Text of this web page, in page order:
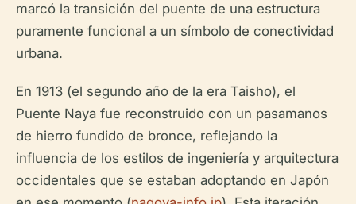
marcó la transición del puente de una estructura
puramente funcional a un símbolo de conectividad
urbana.
En 1913 (el segundo año de la era Taisho), el
Puente Naya fue reconstruido con un pasamanos
de hierro fundido de bronce, reflejando la
influencia de los estilos de ingeniería y arquitectura
occidentales que se estaban adoptando en Japón